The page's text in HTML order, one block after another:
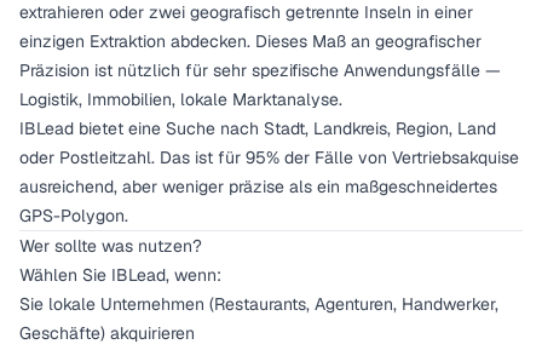
extrahieren oder zwei geografisch getrennte Inseln in einer
einzigen Extraktion abdecken. Dieses Maß an geografischer
Präzision ist nützlich für sehr spezifische Anwendungsfälle —
Logistik, Immobilien, lokale Marktanalyse.
IBLead bietet eine Suche nach Stadt, Landkreis, Region, Land
oder Postleitzahl. Das ist für 95% der Fälle von Vertriebsakquise
ausreichend, aber weniger präzise als ein maßgeschneidertes
GPS-Polygon.
Wer sollte was nutzen?
Wählen Sie IBLead, wenn:
Sie lokale Unternehmen (Restaurants, Agenturen, Handwerker,
Geschäfte) akquirieren